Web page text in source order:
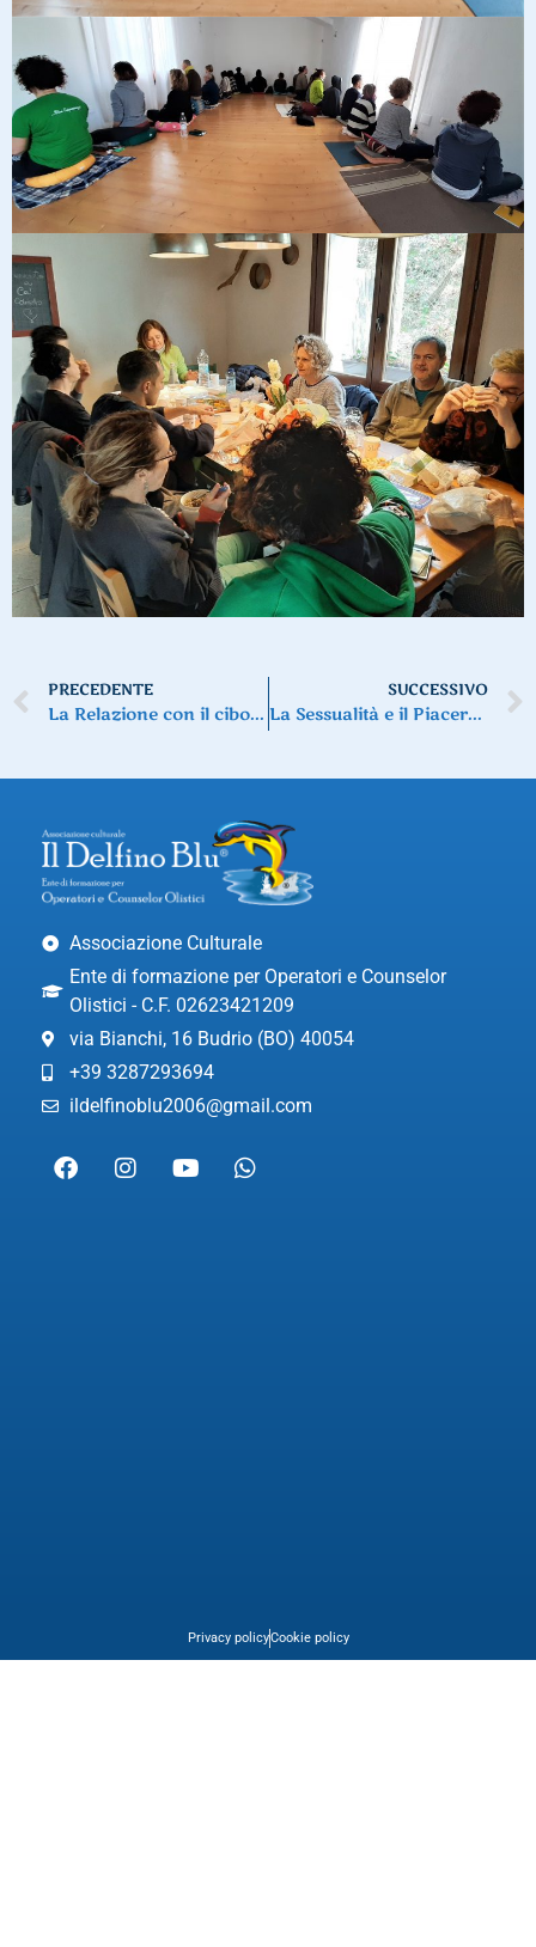
PRECEDENTE
La Relazione con il cibo e i disordini alimentari
SUCCESSIVO
La Sessualità e il Piacere erotico come espressione di benessere
Associazione Culturale
Ente di formazione per Operatori e Counselor
Olistici - C.F. 02623421209
via Bianchi, 16 Budrio (BO) 40054
+39 3287293694
ildelfinoblu2006@gmail.com
Privacy policyCookie policy